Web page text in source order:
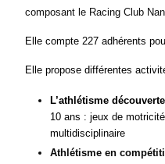
composant le Racing Club
Elle compte 227 adhérents
Elle propose différentes
L’athlétisme découverte
10 ans : jeux de
multidisciplinaire
Athlétisme en